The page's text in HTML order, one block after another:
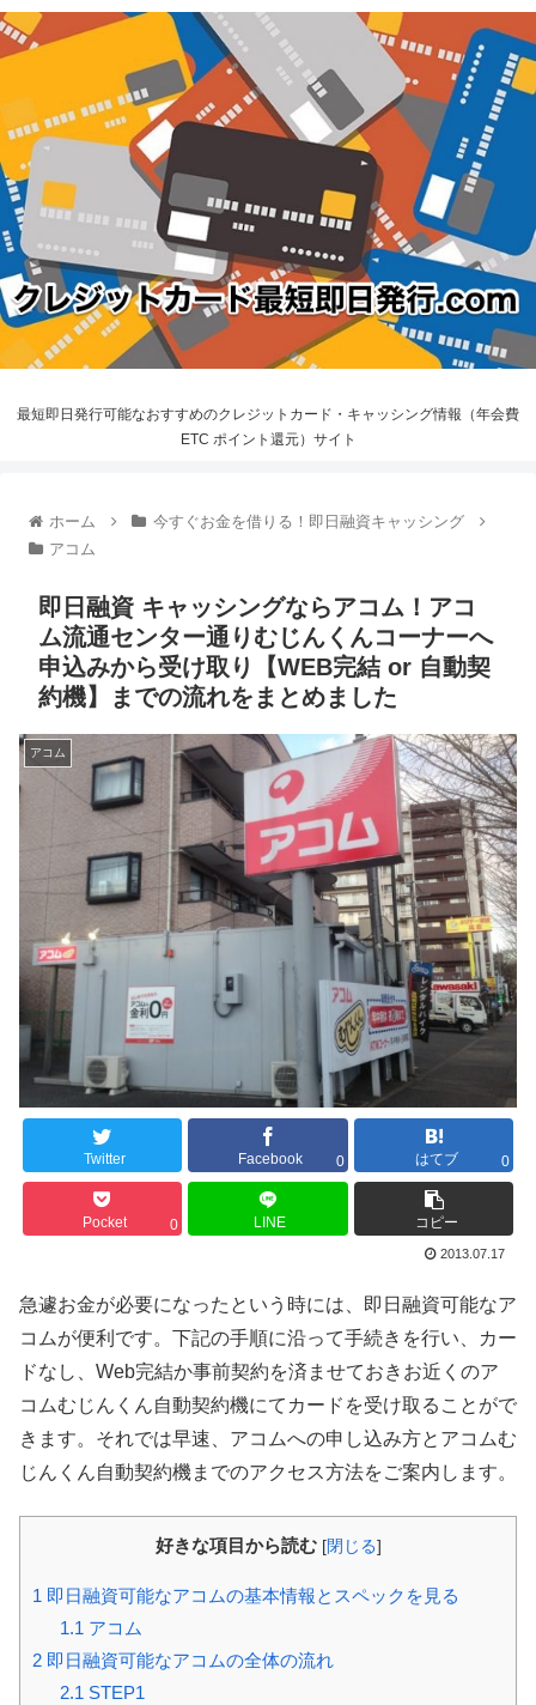
最短即日発行可能なおすすめのクレジットカード・キャッシング情報（年会費
ETC ポイント還元）サイト
ホーム
今すぐお金を借りる！即日融資キャッシング
アコム
即日融資 キャッシングならアコム！アコ
ム流通センター通りむじんくんコーナーへ
申込みから受け取り【WEB完結 or 自動契
約機】までの流れをまとめました
アコム
Twitter Facebook 0 はてブ 0
Pocket 0 LINE コピー
2013.07.17
急遽お金が必要になったという時には、即日融資可能なア
コムが便利です。下記の手順に沿って手続きを行い、カー
ドなし、Web完結か事前契約を済ませておきお近くのア
コムむじんくん自動契約機にてカードを受け取ることがで
きます。それでは早速、アコムへの申し込み方とアコムむ
じんくん自動契約機までのアクセス方法をご案内します。
好きな項目から読む [閉じる]
1 即日融資可能なアコムの基本情報とスペックを見る
1.1 アコム
2 即日融資可能なアコムの全体の流れ
2.1 STEP1